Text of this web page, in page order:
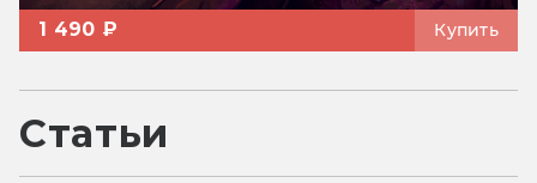
1 490 ₽ Купить
Статьи